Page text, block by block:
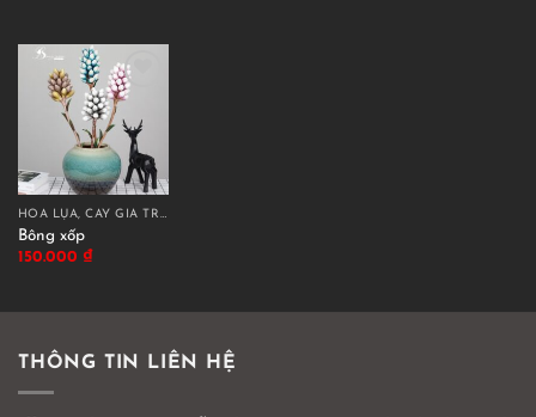
HOA LỤA, CÂY GIẢ TRANG TRÍ CAO CẤP
Bông xốp
150.000 ₫
THÔNG TIN LIÊN HỆ